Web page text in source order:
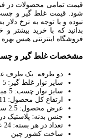
قیمت تمامی محصولات در
شود. قیمت غلط گیر و چسب
نبوده و با توجه به نرخ
بدانید که با خرید بیشتر
فروشگاه اینترنتی هیس بهره
مشخصات غلط گیر و چسب
دو طرفه: یک طرف
سایز نوار غلط گیر: 5 میلی متر * 3 متر
سایز نوار چسب: 5 میلی متر * 4 متر
ارتفاع کل محصول: 11 سانتی متر
عرض محصول: 2.5 سانتی متر
جنس بدنه: پلاستیک
تعداد در هر بسته: 24 عدد
ساخت کشور چین